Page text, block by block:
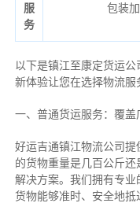
服
务
包装
以下是镇江至康定货运
新体验让您在选择物流服
一、普通货运服务：覆盖
好运吉通镇江物流公司
的货物重量是几百公斤
解决方案。我们拥有专
货物能够准时、安全地抵